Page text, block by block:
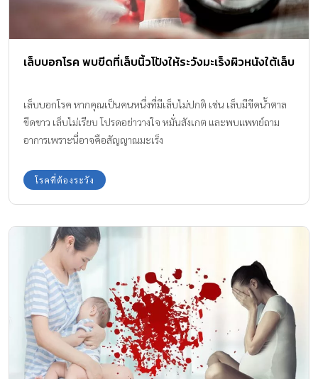
เล็บบอกโรค พบขีดที่เล็บนิ้วโป้งให้ระวังมะเร็งผิวหนังใต้เล็บ
เล็บบอกโรค หากคุณเป็นคนหนึ่งที่มีเล็บไม่ปกติ เช่น เล็บมีขีดน้ำตาล
ขีดขาว เล็บไม่เรียบ โปรดอย่าวางใจ หมั่นสังเกต และพบแพทย์ถาม
อาการเพราะนี่อาจคือสัญญาณมะเร็ง
โรคที่ต้องระวัง